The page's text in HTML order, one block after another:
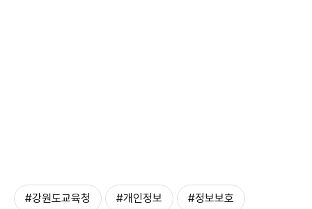
#강원도교육청 #개인정보 #정보보호